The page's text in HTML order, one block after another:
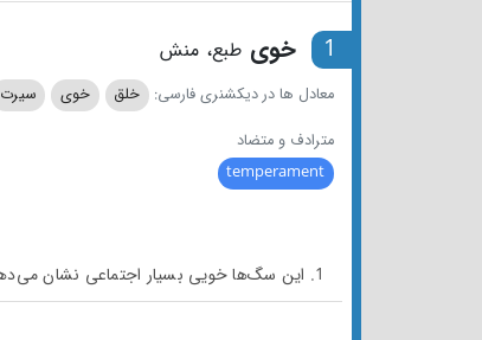
1 خوی طبع، منش
معادل ها در دیکشنری فارسی: خلق خوی سیرت
مترادف و متضاد
temperament
1. این سگ‌ها خویی بسیار اجتماعی نشان می‌دهند.